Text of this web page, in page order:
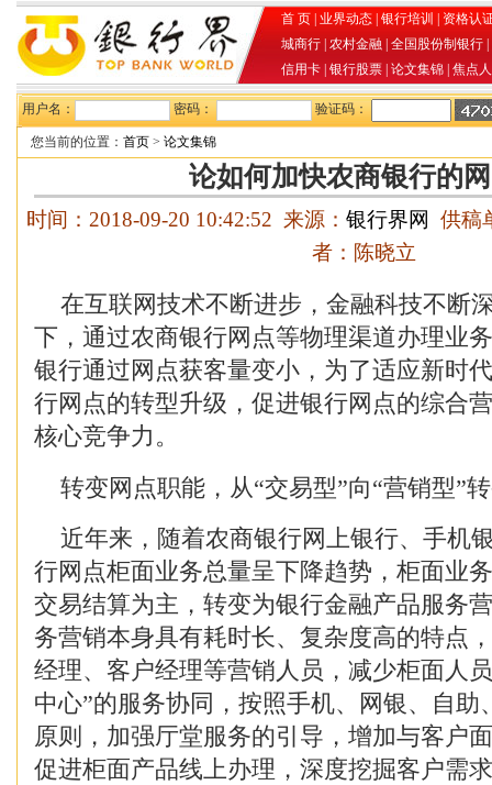
首 页 业界动态 银行培训
资格认
城商行 农村金融 全国股份制银行
信用卡 银行股票 论文集锦 焦点
用户名： 密码： 验证码：
您当前的位置： 首页 > 论文集锦
论如何加快农商银行的
时间：2018-09-20 10:42:52 来源： 银行界网
供稿
者：陈晓立
在互联网技术不断进步，金融科技不断
下，通过农商银行网点等物理渠道办理业
银行通过网点获客量变小，为了适应新时
行网点的转型升级，促进银行网点的综合
核心竞争力。
转变网点职能，从“交易型”向“营销型”
近年来，随着农商银行网上银行、手机
行网点柜面业务总量呈下降趋势，柜面业
交易结算为主，转变为银行金融产品服务
务营销本身具有耗时长、复杂度高的特点
经理、客户经理等营销人员，减少柜面人
中心”的服务协同，按照手机、网银、自助
原则，加强厅堂服务的引导，增加与客户
促进柜面产品线上办理，深度挖掘客户需